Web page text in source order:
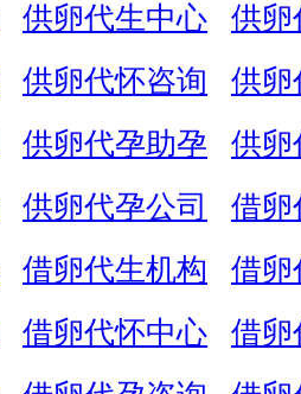
供卵代生中心
供卵
供卵代怀咨询
供卵
供卵代孕助孕
供卵
供卵代孕公司
借卵
借卵代生机构
借卵
借卵代怀中心
借卵